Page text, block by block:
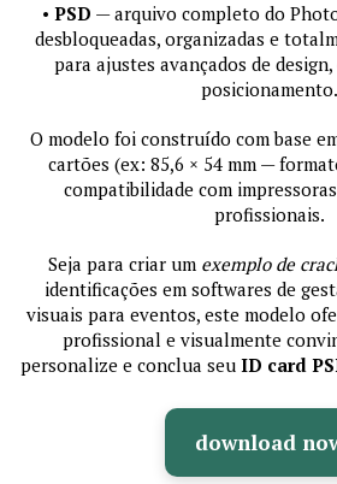
• PSD — arquivo completo do
desbloqueadas, organizadas e
para ajustes avançados de
posicionamento.
O modelo foi construído com base
cartões (ex: 85,6 × 54 mm —
compatibilidade com
profissionais.
Seja para criar um exemplo de
identificações em softwares de
visuais para eventos, este modelo
profissional e visualmente
personalize e conclua seu ID card
download